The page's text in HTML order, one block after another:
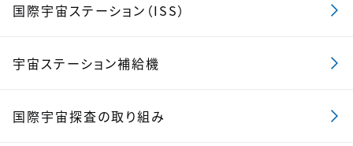
国際宇宙ステーション（ISS）
宇宙ステーション補給機
国際宇宙探査の取り組み